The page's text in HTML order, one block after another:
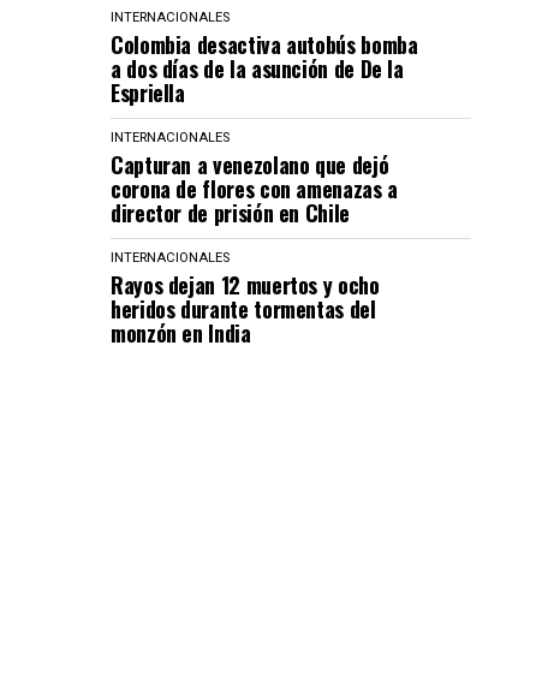
INTERNACIONALES
Colombia desactiva autobús bomba
a dos días de la asunción de De la
Espriella
INTERNACIONALES
Capturan a venezolano que dejó
corona de flores con amenazas a
director de prisión en Chile
INTERNACIONALES
Rayos dejan 12 muertos y ocho
heridos durante tormentas del
monzón en India